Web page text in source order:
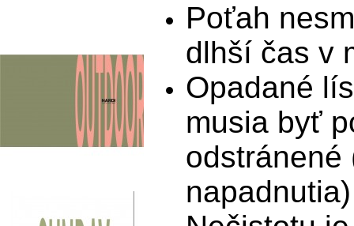
Poťah
dlhší čas v
Opadané
musia byť
odstránené
napadnutia)